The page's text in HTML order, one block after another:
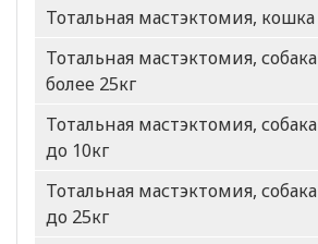
Тотальная мастэктомия, кошка
Тотальная мастэктомия, собака
более 25кг
Тотальная мастэктомия, собака
до 10кг
Тотальная мастэктомия, собака
до 25кг